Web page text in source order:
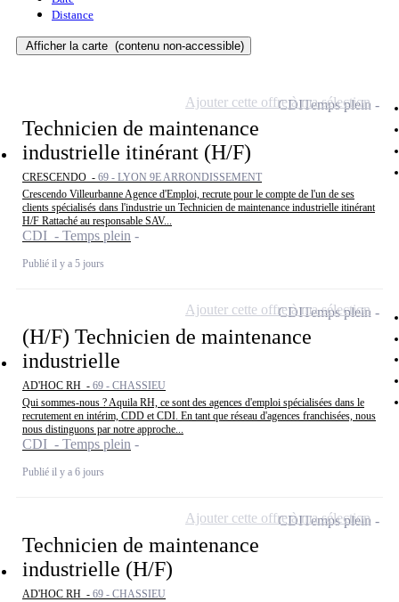
Distance
Afficher la carte (contenu non-accessible)
Technicien de maintenance
industrielle itinérant (H/F)
CRESCENDO - 69 - LYON 9E ARRONDISSEMENT
Crescendo Villeurbanne Agence d'Emploi, recrute pour le compte de l'un de ses
clients spécialisés dans l'industrie un Technicien de maintenance industrielle itinérant
H/F Rattaché au responsable SAV...
CDI - Temps plein
Publié il y a 5 jours
CDITemps plein
Ajouter cette offre à ma sélection
(H/F) Technicien de maintenance
industrielle
AD'HOC RH - 69 - CHASSIEU
Qui sommes-nous ? Aquila RH, ce sont des agences d'emploi spécialisées dans le
recrutement en intérim, CDD et CDI. En tant que réseau d'agences franchisées, nous
nous distinguons par notre approche...
CDI - Temps plein
Publié il y a 6 jours
CDITemps plein
Ajouter cette offre à ma sélection
Technicien de maintenance
industrielle (H/F)
AD'HOC RH - 69 - CHASSIEU
CDITemps plein
Ajouter cette offre à ma sélection